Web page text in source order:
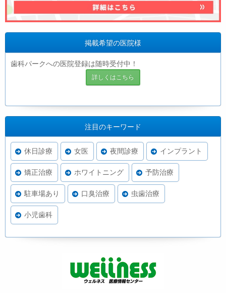
掲載希望の医院様
歯科パークへの医院登録は随時受付中！
詳しくはこちら
注目のキーワード
休日診療 女医 夜間診療 インプラント
矯正治療 ホワイトニング 予防治療
駐車場あり 口臭治療 虫歯治療
小児歯科